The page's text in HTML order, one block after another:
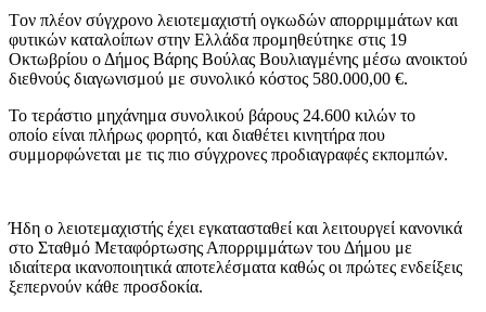
Tον πλέον σύγχρονο λειοτεμαχιστή ογκωδών απορριμμάτων και
φυτικών καταλοίπων στην Ελλάδα προμηθεύτηκε στις 19
Οκτωβρίου ο Δήμος Βάρης Βούλας Βουλιαγμένης μέσω ανοικτού
διεθνούς διαγωνισμού με συνολικό κόστος 580.000,00 €.
Το τεράστιο μηχάνημα συνολικού βάρους 24.600 κιλών το
οποίο είναι πλήρως φορητό, και διαθέτει κινητήρα που
συμμορφώνεται με τις πιο σύγχρονες προδιαγραφές εκπομπών.
Ήδη ο λειοτεμαχιστής έχει εγκατασταθεί και λειτουργεί κανονικά
στο Σταθμό Μεταφόρτωσης Απορριμμάτων του Δήμου με
ιδιαίτερα ικανοποιητικά αποτελέσματα καθώς οι πρώτες ενδείξεις
ξεπερνούν κάθε προσδοκία.